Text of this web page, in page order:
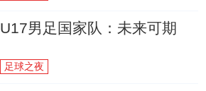
U17男足国家队：未来可期
足球之夜